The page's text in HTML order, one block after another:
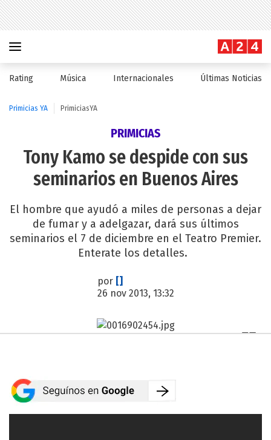
Rating Música Internacionales Últimas Noticias
Primicias YA PrimiciasYA
PRIMICIAS
Tony Kamo se despide con sus
seminarios en Buenos Aires
El hombre que ayudó a miles de personas a dejar
de fumar y a adelgazar, dará sus últimos
seminarios el 7 de diciembre en el Teatro Premier.
Enterate los detalles.
por []
26 nov 2013, 13:32